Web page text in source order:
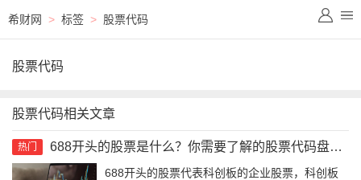
希财网 > 标签 > 股票代码
股票代码
股票代码相关文章
热门 688开头的股票是什么？你需要了解的股票代码盘点！
688开头的股票代表科创板的企业股票，科创板